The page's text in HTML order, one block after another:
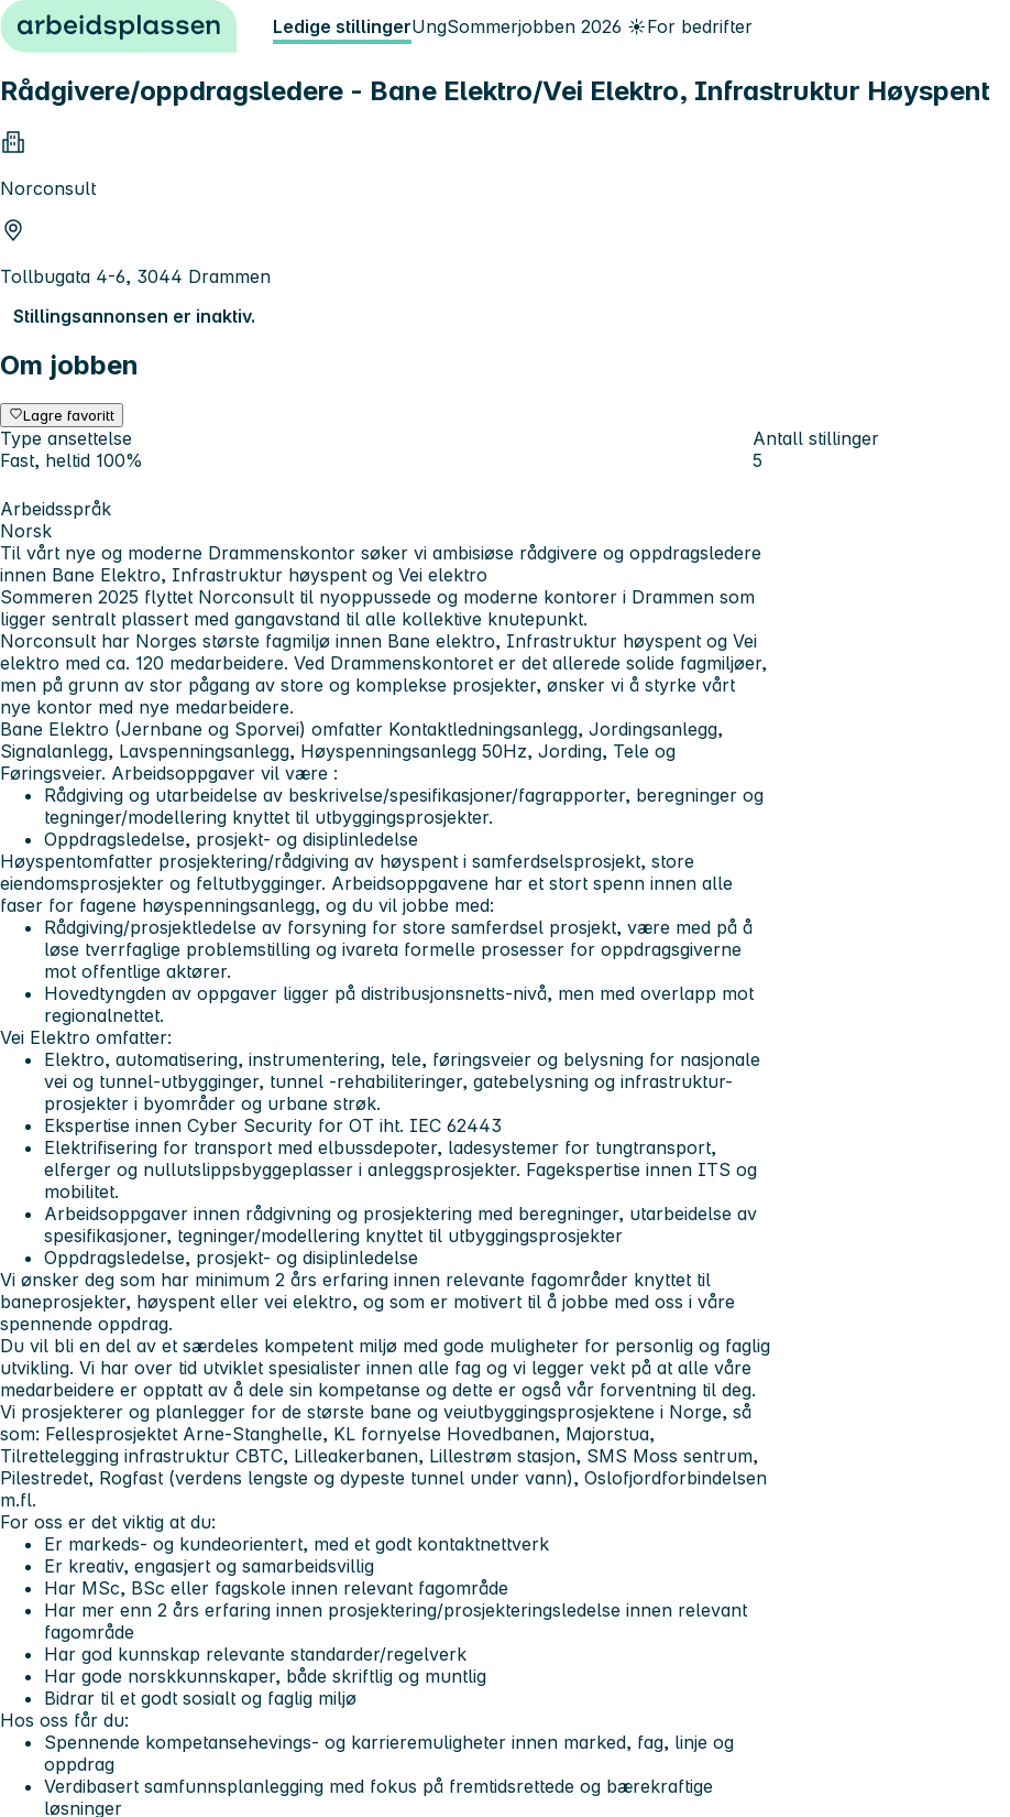
Hopp til innhold Ledige stillingerUngSommerjobben 2026 ☀️For bedrifter
Rådgivere/oppdragsledere - Bane Elektro/Vei Elektro, Infrastruktur Høyspent
Norconsult
Tollbugata 4-6, 3044 Drammen
Stillingsannonsen er inaktiv.
Om jobben
Lagre favoritt
Type ansettelse
Fast, heltid 100%
Antall stillinger
5
Arbeidsspråk
Norsk
Til vårt nye og moderne Drammenskontor søker vi ambisiøse rådgivere og oppdragsledere
innen Bane Elektro, Infrastruktur høyspent og Vei elektro
Sommeren 2025 flyttet Norconsult til nyoppussede og moderne kontorer i Drammen som
ligger sentralt plassert med gangavstand til alle kollektive knutepunkt.
Norconsult har Norges største fagmiljø innen Bane elektro, Infrastruktur høyspent og Vei
elektro med ca. 120 medarbeidere. Ved Drammenskontoret er det allerede solide fagmiljøer,
men på grunn av stor pågang av store og komplekse prosjekter, ønsker vi å styrke vårt
nye kontor med nye medarbeidere.
Bane Elektro (Jernbane og Sporvei) omfatter Kontaktledningsanlegg, Jordingsanlegg,
Signalanlegg, Lavspenningsanlegg, Høyspenningsanlegg 50Hz, Jording, Tele og
Føringsveier. Arbeidsoppgaver vil være :
Rådgiving og utarbeidelse av beskrivelse/spesifikasjoner/fagrapporter, beregninger og
tegninger/modellering knyttet til utbyggingsprosjekter.
Oppdragsledelse, prosjekt- og disiplinledelse
Høyspentomfatter prosjektering/rådgiving av høyspent i samferdselsprosjekt, store
eiendomsprosjekter og feltutbygginger. Arbeidsoppgavene har et stort spenn innen alle
faser for fagene høyspenningsanlegg, og du vil jobbe med:
Rådgiving/prosjektledelse av forsyning for store samferdsel prosjekt, være med på å
løse tverrfaglige problemstilling og ivareta formelle prosesser for oppdragsgiverne
mot offentlige aktører.
Hovedtyngden av oppgaver ligger på distribusjonsnetts-nivå, men med overlapp mot
regionalnettet.
Vei Elektro omfatter:
Elektro, automatisering, instrumentering, tele, føringsveier og belysning for nasjonale
vei og tunnel-utbygginger, tunnel -rehabiliteringer, gatebelysning og infrastruktur-
prosjekter i byområder og urbane strøk.
Ekspertise innen Cyber Security for OT iht. IEC 62443
Elektrifisering for transport med elbussdepoter, ladesystemer for tungtransport,
elferger og nullutslippsbyggeplasser i anleggsprosjekter. Fagekspertise innen ITS og
mobilitet.
Arbeidsoppgaver innen rådgivning og prosjektering med beregninger, utarbeidelse av
spesifikasjoner, tegninger/modellering knyttet til utbyggingsprosjekter
Oppdragsledelse, prosjekt- og disiplinledelse
Vi ønsker deg som har minimum 2 års erfaring innen relevante fagområder knyttet til
baneprosjekter, høyspent eller vei elektro, og som er motivert til å jobbe med oss i våre
spennende oppdrag.
Du vil bli en del av et særdeles kompetent miljø med gode muligheter for personlig og faglig
utvikling. Vi har over tid utviklet spesialister innen alle fag og vi legger vekt på at alle våre
medarbeidere er opptatt av å dele sin kompetanse og dette er også vår forventning til deg.
Vi prosjekterer og planlegger for de største bane og veiutbyggingsprosjektene i Norge, så
som: Fellesprosjektet Arne-Stanghelle, KL fornyelse Hovedbanen, Majorstua,
Tilrettelegging infrastruktur CBTC, Lilleakerbanen, Lillestrøm stasjon, SMS Moss sentrum,
Pilestredet, Rogfast (verdens lengste og dypeste tunnel under vann), Oslofjordforbindelsen
m.fl.
For oss er det viktig at du:
Er markeds- og kundeorientert, med et godt kontaktnettverk
Er kreativ, engasjert og samarbeidsvillig
Har MSc, BSc eller fagskole innen relevant fagområde
Har mer enn 2 års erfaring innen prosjektering/prosjekteringsledelse innen relevant
fagområde
Har god kunnskap relevante standarder/regelverk
Har gode norskkunnskaper, både skriftlig og muntlig
Bidrar til et godt sosialt og faglig miljø
Hos oss får du:
Spennende kompetansehevings- og karrieremuligheter innen marked, fag, linje og
oppdrag
Verdibasert samfunnsplanlegging med fokus på fremtidsrettede og bærekraftige
løsninger